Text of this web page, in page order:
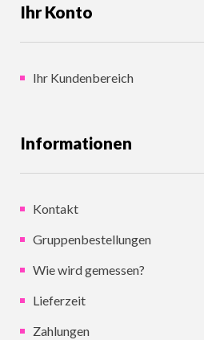
Ihr Konto
Ihr Kundenbereich
Informationen
Kontakt
Gruppenbestellungen
Wie wird gemessen?
Lieferzeit
Zahlungen